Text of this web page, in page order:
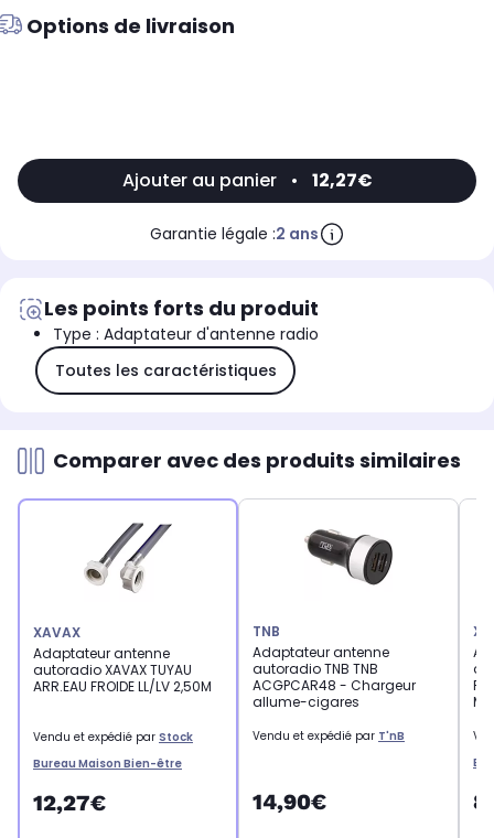
Options de livraison
Ajouter au panier • 12,27€
Garantie légale :2 ans
Les points forts du produit
Type : Adaptateur d'antenne radio
Toutes les caractéristiques
Comparer avec des produits similaires
XAVAX
Adaptateur antenne
autoradio XAVAX TUYAU
ARR.EAU FROIDE LL/LV 2,50M
Vendu et expédié par Stock
Bureau Maison Bien-être
12,27€
TNB
Adaptateur antenne
autoradio TNB TNB
ACGPCAR48 - Chargeur
allume-cigares
Vendu et expédié par T'nB
14,90€